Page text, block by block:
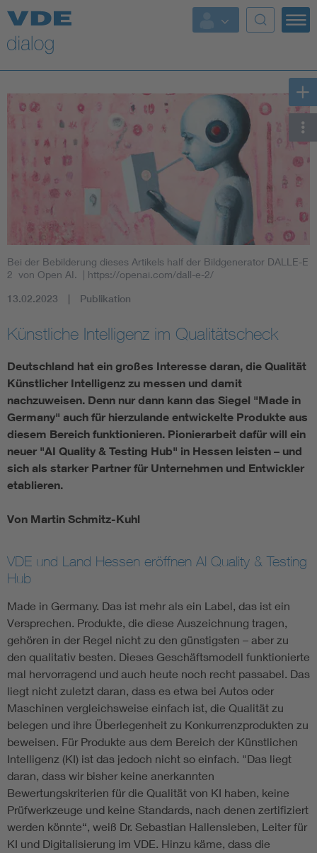
Bei der Bebilderung dieses Artikels half der Bildgenerator DALLE-E
2 von Open AI.
| https://openai.com/dall-e-2/
13.02.2023 Publikation
Künstliche Intelligenz im Qualitätscheck
Deutschland hat ein großes Interesse daran, die Qualität
Künstlicher Intelligenz zu messen und damit
nachzuweisen. Denn nur dann kann das Siegel "Made in
Germany" auch für hierzulande entwickelte Produkte aus
diesem Bereich funktionieren. Pionierarbeit dafür will ein
neuer "AI Quality & Testing Hub" in Hessen leisten – und
sich als starker Partner für Unternehmen und Entwickler
etablieren.
Von Martin Schmitz-Kuhl
VDE und Land Hessen eröffnen AI Quality & Testing
Hub
Made in Germany. Das ist mehr als ein Label, das ist ein
Versprechen. Produkte, die diese Auszeichnung tragen,
gehören in der Regel nicht zu den günstigsten – aber zu
den qualitativ besten. Dieses Geschäftsmodell funktionierte
mal hervorragend und auch heute noch recht passabel. Das
liegt nicht zuletzt daran, dass es etwa bei Autos oder
Maschinen vergleichsweise einfach ist, die Qualität zu
belegen und ihre Überlegenheit zu Konkurrenzprodukten zu
beweisen. Für Produkte aus dem Bereich der Künstlichen
Intelligenz (KI) ist das jedoch nicht so einfach. "Das liegt
daran, dass wir bisher keine anerkannten
Bewertungskriterien für die Qualität von KI haben, keine
Prüfwerkzeuge und keine Standards, nach denen zertifiziert
werden könnte“, weiß Dr. Sebastian Hallensleben, Leiter für
KI und Digitalisierung im VDE. Hinzu käme, dass die